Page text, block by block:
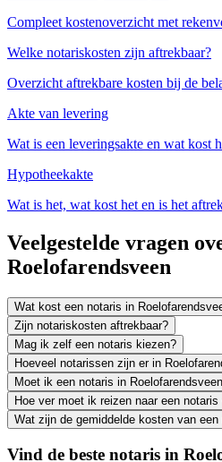
Compleet kostenoverzicht met
Welke notariskosten zijn aftrekbaar?
Overzicht aftrekbare kosten bij de
Akte van levering
Wat is een leveringsakte en wat kost
Hypotheekakte
Wat is het, wat kost het en is het
Veelgestelde vragen
Roelofarendsveen
Wat kost een notaris in
Zijn notariskosten aftrekbaar?
Mag ik zelf een notaris kiezen?
Hoeveel notarissen zijn er in
Moet ik een notaris in
Hoe ver moet ik reizen naar een
Wat zijn de gemiddelde kosten van
Vind de beste notaris in